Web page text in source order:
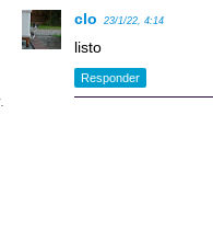
clo 23/1/22, 4:14
listo
Responder